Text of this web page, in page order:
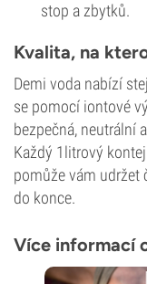
stop a zbytků.
Kvalita, na
Demi voda nabízí
se pomocí iontové
bezpečná, neutrální
Každý 1litrový
pomůže vám udržet
do konce.
Více informací